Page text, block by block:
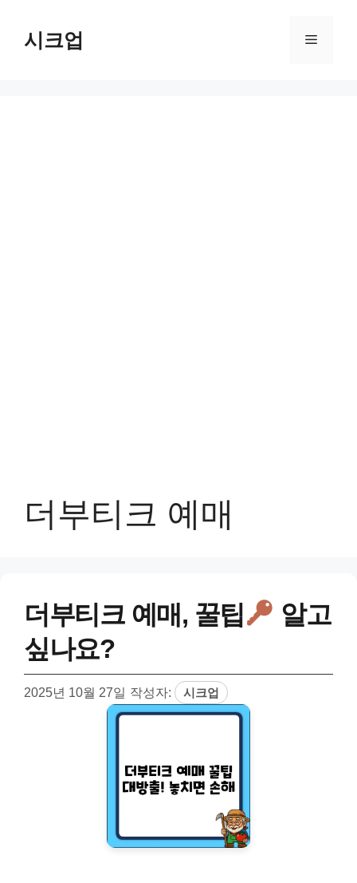
시크업 메
더부티크 예매
더부티크 예매, 꿀팁
알고
싶나요?
2025년 10월 27일 작성자: 시크업